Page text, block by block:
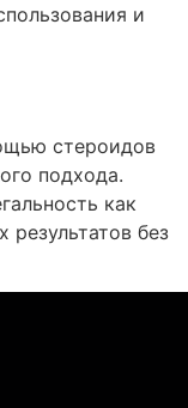
и
стероидов
подхода.
как
без